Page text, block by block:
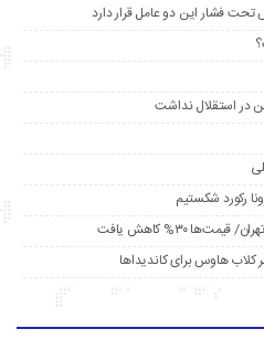
فشار این دو عامل قرار دارد
در استقلال نداشت
رکورد شکستیم
۳۰% کاهش یافت